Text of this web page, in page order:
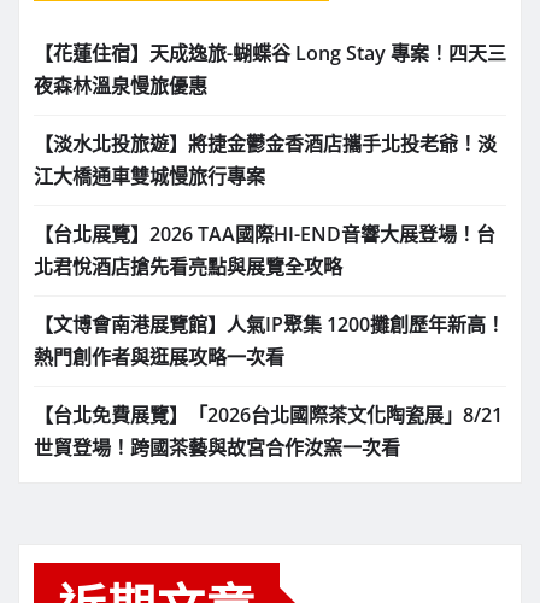
【花蓮住宿】天成逸旅-蝴蝶谷 Long Stay 專案！四天三
夜森林溫泉慢旅優惠
【淡水北投旅遊】將捷金鬱金香酒店攜手北投老爺！淡
江大橋通車雙城慢旅行專案
【台北展覽】2026 TAA國際HI-END音響大展登場！台
北君悅酒店搶先看亮點與展覽全攻略
【文博會南港展覽館】人氣IP聚集 1200攤創歷年新高！
熱門創作者與逛展攻略一次看
【台北免費展覽】「2026台北國際茶文化陶瓷展」8/21
世貿登場！跨國茶藝與故宮合作汝窯一次看